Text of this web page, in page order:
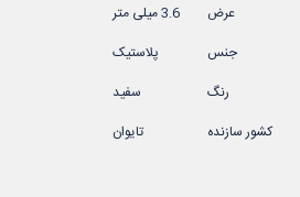
عرض
3.6 میلی متر
جنس
پلاستیک
رنگ
سفید
کشور سازنده
تایوان